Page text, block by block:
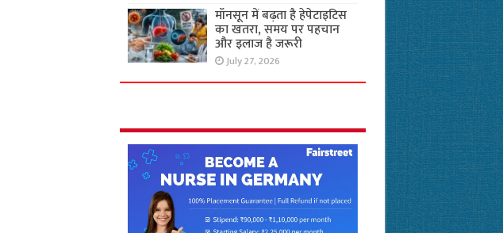
मॉनसून में बढ़ता है हेपेटाइटिस
का खतरा, समय पर पहचान
और इलाज है जरूरी
July 27, 2026